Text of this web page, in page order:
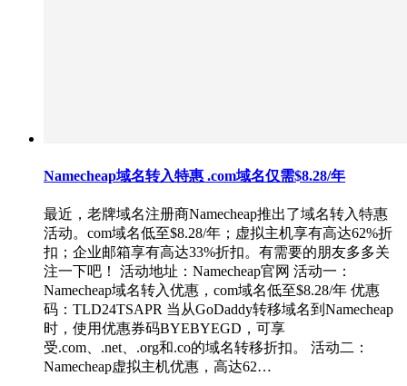
Namecheap域名转入特惠 .com域名仅需$8.28/年
最近，老牌域名注册商Namecheap推出了域名转入特惠
活动。com域名低至$8.28/年；虚拟主机享有高达62%折
扣；企业邮箱享有高达33%折扣。有需要的朋友多多关
注一下吧！ 活动地址：Namecheap官网 活动一：
Namecheap域名转入优惠，com域名低至$8.28/年 优惠
码：TLD24TSAPR 当从GoDaddy转移域名到Namecheap
时，使用优惠券码BYEBYEGD，可享
受.com、.net、.org和.co的域名转移折扣。 活动二：
Namecheap虚拟主机优惠，高达62…